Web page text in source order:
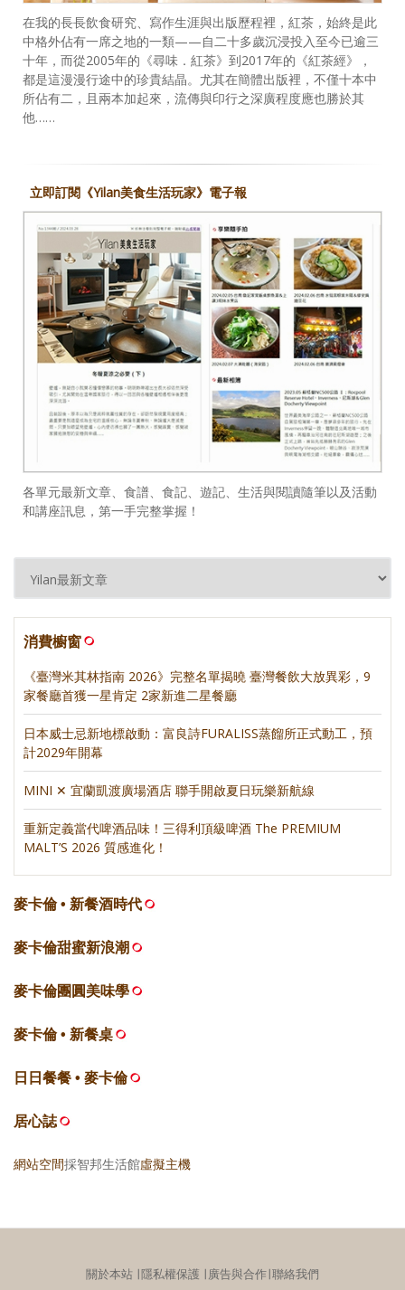
在我的長長飲食研究、寫作生涯與出版歷程裡，紅茶，始終是此
中格外佔有一席之地的一類——自二十多歲沉浸投入至今已逾三
十年，而從2005年的《尋味．紅茶》到2017年的《紅茶經》，
都是這漫漫行途中的珍貴結晶。尤其在簡體出版裡，不僅十本中
所佔有二，且兩本加起來，流傳與印行之深廣程度應也勝於其
他……
立即訂閱《Yilan美食生活玩家》電子報
各單元最新文章、食譜、食記、遊記、生活與閱讀隨筆以及活動
和講座訊息，第一手完整掌握！
消費櫥窗
《臺灣米其林指南 2026》完整名單揭曉 臺灣餐飲大放異彩，9
家餐廳首獲一星肯定 2家新進二星餐廳
日本威士忌新地標啟動：富良詩FURALISS蒸餾所正式動工，預
計2029年開幕
MINI ✕ 宜蘭凱渡廣場酒店 聯手開啟夏日玩樂新航線
重新定義當代啤酒品味！三得利頂級啤酒 The PREMIUM
MALT’S 2026 質感進化！
麥卡倫 • 新餐酒時代
麥卡倫甜蜜新浪潮
麥卡倫團圓美味學
麥卡倫 • 新餐桌
日日餐餐 • 麥卡倫
居心誌
網站空間採智邦生活館虛擬主機
關於本站 ∣隱私權保護 ∣廣告與合作∣聯絡我們